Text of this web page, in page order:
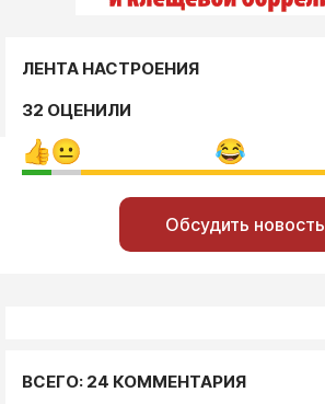
ЛЕНТА НАСТРОЕНИЯ
32 ОЦЕНИЛИ
Обсудить новость
ВСЕГО: 24 КОММЕНТАРИЯ